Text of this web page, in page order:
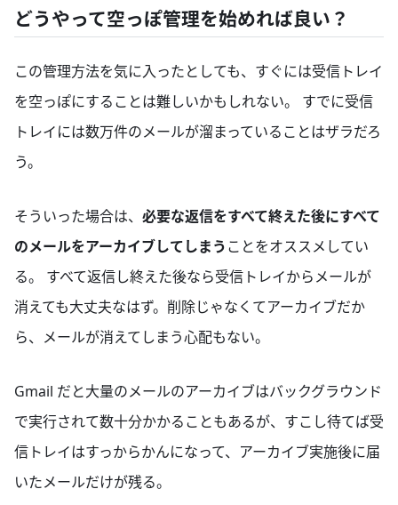
どうやって空っぽ管理を始めれば良い？
この管理方法を気に入ったとしても、すぐには受信トレイ
を空っぽにすることは難しいかもしれない。 すでに受信
トレイには数万件のメールが溜まっていることはザラだろ
う。
そういった場合は、 必要な返信をすべて終えた後にすべて
のメールをアーカイブしてしまうことをオススメしてい
る。 すべて返信し終えた後なら受信トレイからメールが
消えても大丈夫なはず。削除じゃなくてアーカイブだか
ら、メールが消えてしまう心配もない。
Gmail だと大量のメールのアーカイブはバックグラウンド
で実行されて数十分かかることもあるが、すこし待てば受
信トレイはすっからかんになって、アーカイブ実施後に届
いたメールだけが残る。